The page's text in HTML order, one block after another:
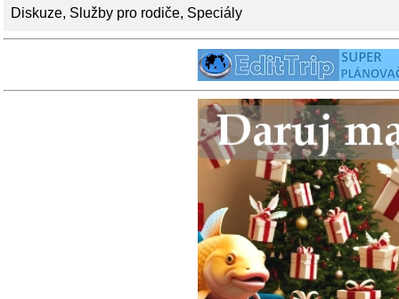
Diskuze, Služby pro rodiče, Speciály